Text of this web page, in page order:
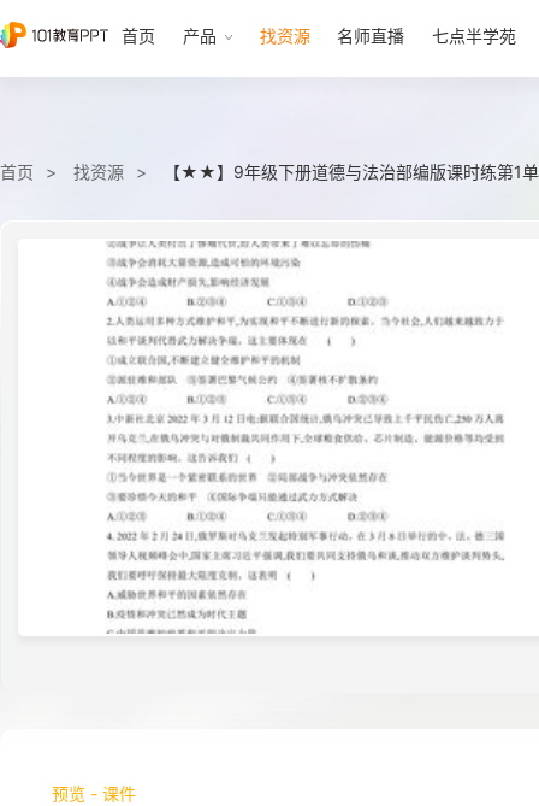
首页 产品 找资源 名师直播 七点半学苑
首页 找资源 【★★】9年级下册道德与法治部编版课时练第1
预览 - 课件